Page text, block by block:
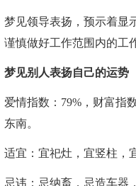
领导表扬，预示着显示
谨慎做好工作范围内的工
别人表扬自己的运势
指数：79%，财富指数
南。
：宜祀灶，宜竖柱，
：忌纳畜，忌造车器